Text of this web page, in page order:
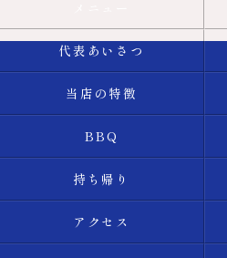
代表あいさつ
当店の特徴
BBQ
持ち帰り
アクセス